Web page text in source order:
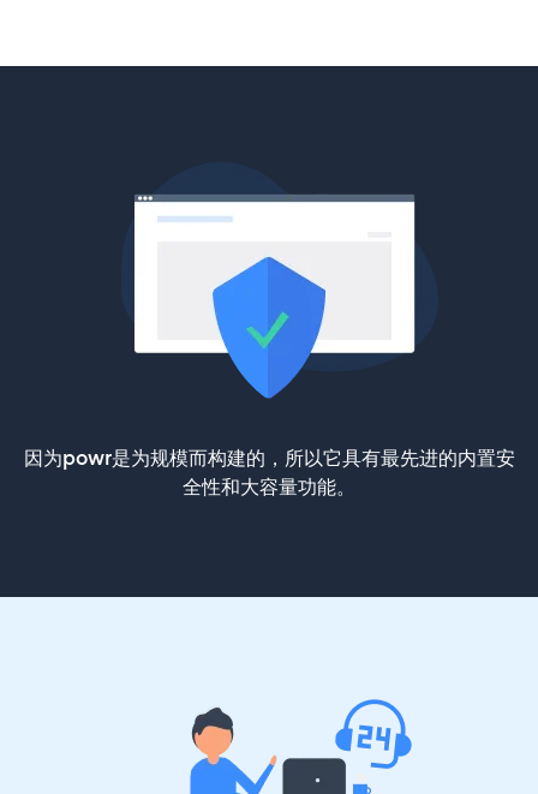
因为powr是为规模而构建的，所以它具有最先进的内置安
全性和大容量功能。